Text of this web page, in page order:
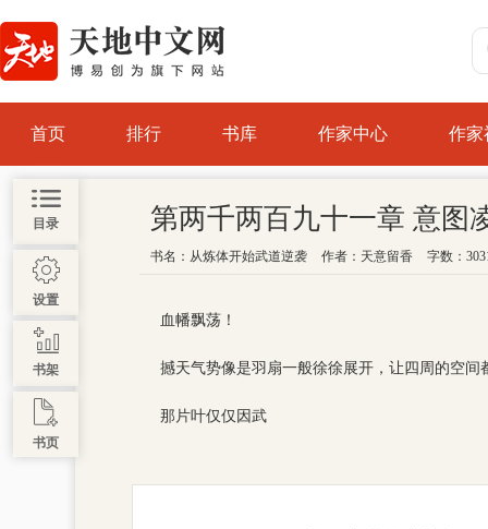
首页 排行 书库 作家中心 作家
目录
设置
书架
书页
第两千两百九十一章 意图
书名： 从炼体开始武道逆袭 作者： 天意留香 字数：
血幡飘荡！
撼天气势像是羽扇一般徐徐展开，让四周的空
那片叶仅仅因武